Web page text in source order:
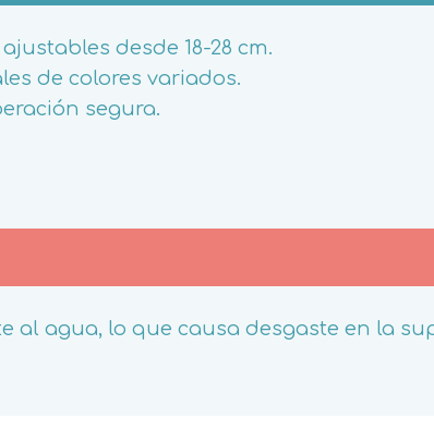
desde 18-28 cm.
de colores variados.
segura.
al agua, lo que causa desgaste en la